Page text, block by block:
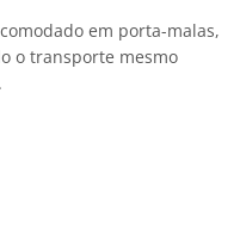
em porta-malas,
o transporte mesmo